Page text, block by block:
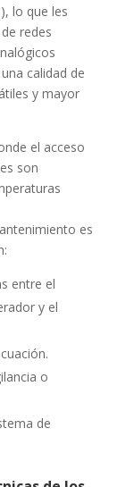
lo que les
redes
calidad de
y mayor
el acceso
son
es
entre el
y el
o
de